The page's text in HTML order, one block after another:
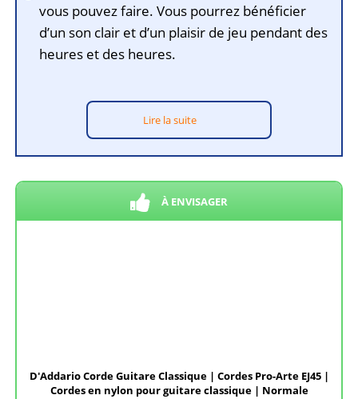
vous pouvez faire. Vous pourrez bénéficier
d’un son clair et d’un plaisir de jeu pendant des
heures et des heures.
Lire la suite
À ENVISAGER
D'Addario Corde Guitare Classique | Cordes Pro-Arte EJ45 |
Cordes en nylon pour guitare classique | Normale